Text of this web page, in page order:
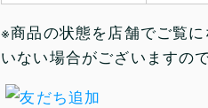
※商品の状態を店舗でご覧
いない場合がございますの